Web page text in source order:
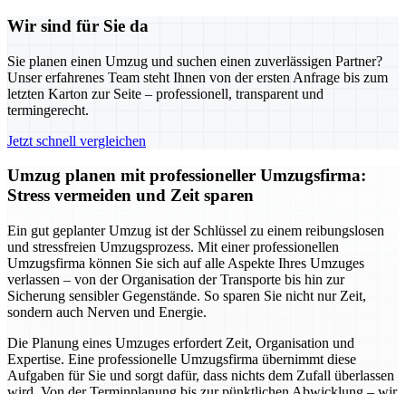
Wir sind für Sie da
Sie planen einen Umzug und suchen einen zuverlässigen Partner?
Unser erfahrenes Team steht Ihnen von der ersten Anfrage bis zum
letzten Karton zur Seite – professionell, transparent und
termingerecht.
Jetzt schnell vergleichen
Umzug planen mit professioneller Umzugsfirma:
Stress vermeiden und Zeit sparen
Ein gut geplanter Umzug ist der Schlüssel zu einem reibungslosen
und stressfreien Umzugsprozess. Mit einer professionellen
Umzugsfirma können Sie sich auf alle Aspekte Ihres Umzuges
verlassen – von der Organisation der Transporte bis hin zur
Sicherung sensibler Gegenstände. So sparen Sie nicht nur Zeit,
sondern auch Nerven und Energie.
Die Planung eines Umzuges erfordert Zeit, Organisation und
Expertise. Eine professionelle Umzugsfirma übernimmt diese
Aufgaben für Sie und sorgt dafür, dass nichts dem Zufall überlassen